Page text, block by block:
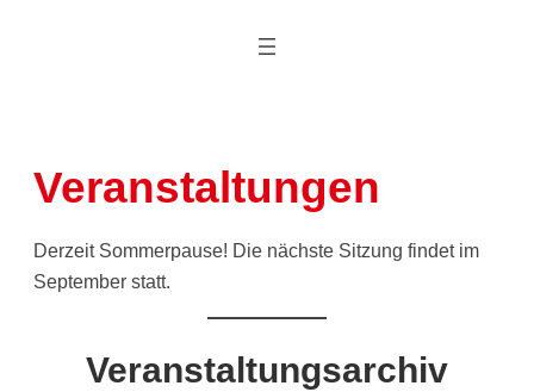
Veranstaltungen
Derzeit Sommerpause! Die nächste Sitzung findet im
September statt.
Veranstaltungsarchiv